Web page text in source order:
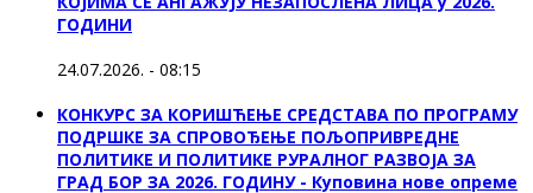
ГОДИНИ
24.07.2026. - 08:15
КОНКУРС ЗА КОРИШЋЕЊЕ СРЕДСТАВА ПО ПРОГРАМУ
ПОДРШКЕ ЗА СПРОВОЂЕЊЕ ПОЉОПРИВРЕДНЕ
ПОЛИТИКЕ И ПОЛИТИКЕ РУРАЛНОГ РАЗВОЈА ЗА
ГРАД БОР ЗА 2026. ГОДИНУ - Куповина нове опреме